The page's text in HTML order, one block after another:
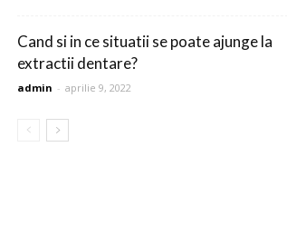
Cand si in ce situatii se poate ajunge la
extractii dentare?
admin - aprilie 9, 2022